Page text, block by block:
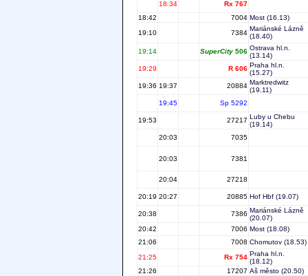
18:34
Rx 767
18:42
7004 Most (16.13)
19:10
7384
Mariánské Lázně
(18.40)
19:14
SuperCity 506 Ostrava hl.n.
(13.14)
19:29
R 606 Praha hl.n.
(15.27)
19:36 19:37 20884 Marktredwitz
(19.11)
19:45
Sp 5292
19:53 27217 Luby u Chebu
(19.14)
20:03
7035
20:03 7381
20:04 27218
20:19 20:27 20885 Hof Hbf (19.07)
20:38 7386 Mariánské Lázně
(20.07)
20:42
7006 Most (18.08)
21:06
7008 Chomutov (18.53)
21:25
Rx 754 Praha hl.n.
(18.12)
21:26
17207 Aš město (20.50)